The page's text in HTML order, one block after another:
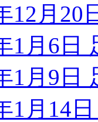
12月20
1月6日
1月9日
1月14